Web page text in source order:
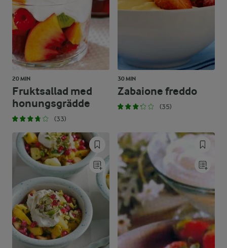
20 MIN
Fruktsallad med
honungsgrädde
(33)
30 MIN
Zabaione freddo
(35)